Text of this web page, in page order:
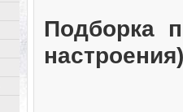
Подборка